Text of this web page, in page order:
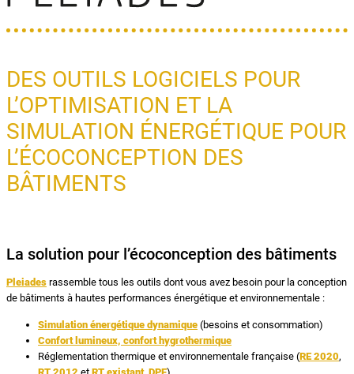
DES OUTILS LOGICIELS POUR
L’OPTIMISATION ET LA
SIMULATION ÉNERGÉTIQUE POUR
L’ÉCOCONCEPTION DES
BÂTIMENTS
La solution pour l’écoconception des bâtiments
Pleiades rassemble tous les outils dont vous avez besoin pour la conception
de bâtiments à hautes performances énergétique et environnementale :
Simulation énergétique dynamique (besoins et consommation)
Confort lumineux, confort hygrothermique
Réglementation thermique et environnementale française (RE 2020,